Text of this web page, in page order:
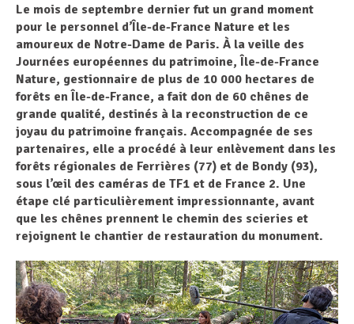
Le mois de septembre dernier fut un grand moment
pour le personnel d’Île-de-France Nature et les
amoureux de Notre-Dame de Paris. À la veille des
Journées européennes du patrimoine, Île-de-France
Nature, gestionnaire de plus de 10 000 hectares de
forêts en Île-de-France, a fait don de 60 chênes de
grande qualité, destinés à la reconstruction de ce
joyau du patrimoine français. Accompagnée de ses
partenaires, elle a procédé à leur enlèvement dans les
forêts régionales de Ferrières (77) et de Bondy (93),
sous l’œil des caméras de TF1 et de France 2. Une
étape clé particulièrement impressionnante, avant
que les chênes prennent le chemin des scieries et
rejoignent le chantier de restauration du monument.